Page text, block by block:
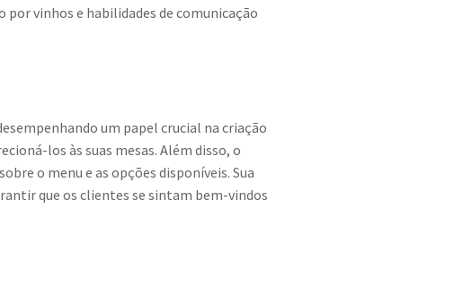
vinhos e habilidades de comunicação
um papel crucial na criação
los às suas mesas. Além disso, o
o menu e as opções disponíveis. Sua
que os clientes se sintam bem-vindos